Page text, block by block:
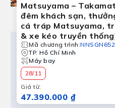
Matsuyama –
đêm khách sạn,
cá tráp Matsuyama,
& xe kéo truyền
Mã chương trình:NNSGN652
TP. Hồ Chí Minh
Máy bay
28/11
Giá từ:
47.390.000 ₫